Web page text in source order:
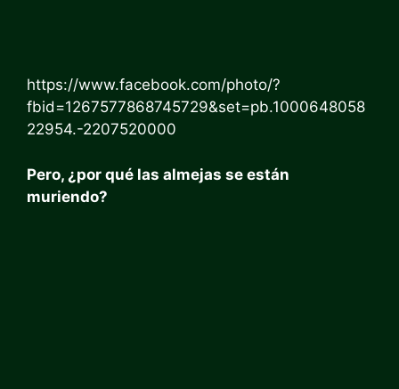
https://www.facebook.com/photo/?
fbid=1267577868745729&set=pb.1000648058
22954.-2207520000
Pero, ¿por qué las almejas se están
muriendo?